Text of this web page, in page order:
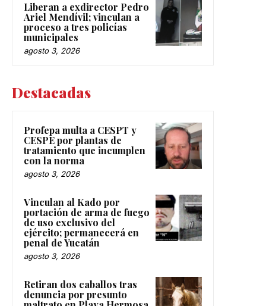
Liberan a exdirector Pedro
Ariel Mendívil; vinculan a
proceso a tres policías
municipales
agosto 3, 2026
Destacadas
Profepa multa a CESPT y
CESPE por plantas de
tratamiento que incumplen
con la norma
agosto 3, 2026
Vinculan al Kado por
portación de arma de fuego
de uso exclusivo del
ejército; permanecerá en
penal de Yucatán
agosto 3, 2026
Retiran dos caballos tras
denuncia por presunto